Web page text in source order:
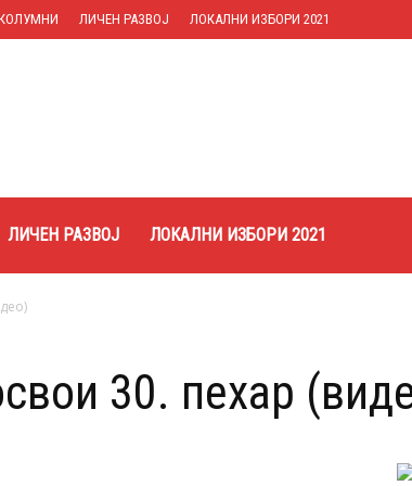
ЛИЧЕН РАЗВОЈ ЛОКАЛНИ ИЗБОРИ 2021
ЛИЧЕН РАЗВОЈ ЛОКАЛНИ ИЗБОРИ 2021
30. пехар